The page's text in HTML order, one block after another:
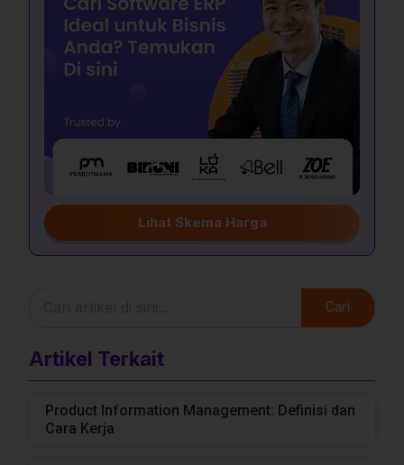
Lihat Skema Harga
Cari
Artikel Terkait
Product Information Management: Definisi dan
Cara Kerja